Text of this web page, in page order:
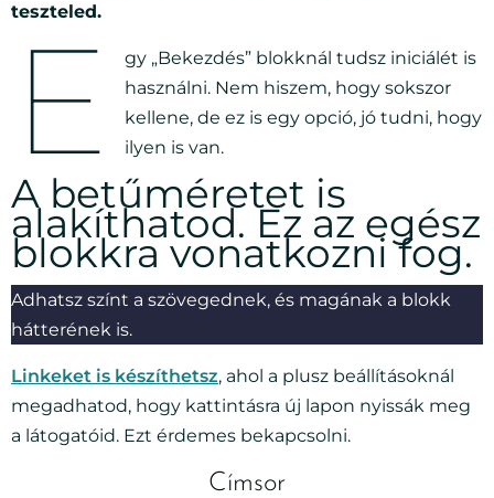
teszteled.
E
gy „Bekezdés” blokknál tudsz iniciálét is
használni. Nem hiszem, hogy sokszor
kellene, de ez is egy opció, jó tudni, hogy
ilyen is van.
A betűméretet is
alakíthatod. Ez az egész
blokkra vonatkozni fog.
Adhatsz színt a szövegednek, és magának a blokk
hátterének is.
Linkeket is készíthetsz, ahol a plusz beállításoknál
megadhatod, hogy kattintásra új lapon nyissák meg
a látogatóid. Ezt érdemes bekapcsolni.
Címsor